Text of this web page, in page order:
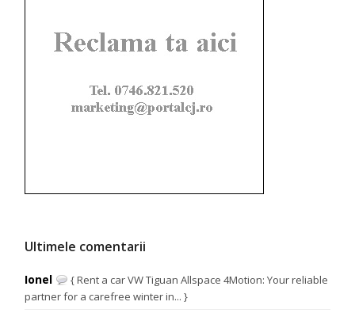
Ultimele comentarii
Ionel
{ Rent a car VW Tiguan Allspace 4Motion: Your reliable
partner for a carefree winter in... }